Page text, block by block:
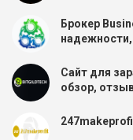
Брокер
Сайт для
обзор,